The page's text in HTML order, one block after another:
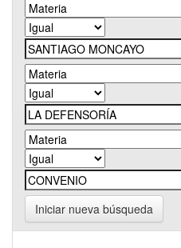
Iniciar nueva búsqueda